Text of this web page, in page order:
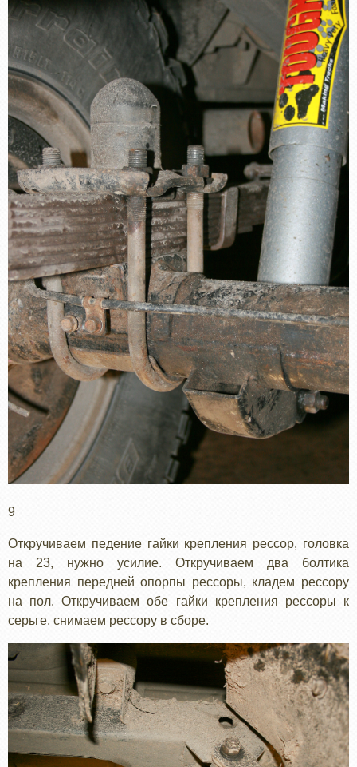
9
Откручиваем педение гайки крепления рессор, головка
на 23, нужно усилие. Откручиваем два болтика
крепления передней опорпы рессоры, кладем рессору
на пол. Откручиваем обе гайки крепления рессоры к
серьге, снимаем рессору в сборе.